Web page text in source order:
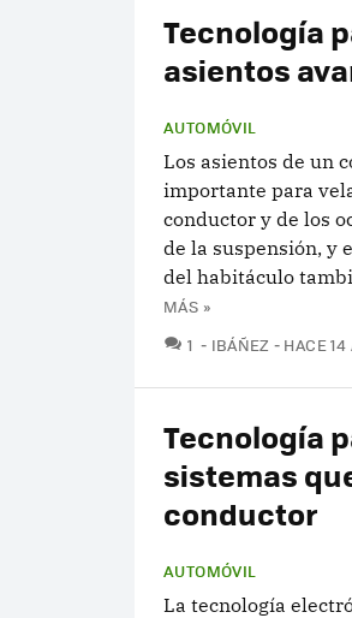
Tecnología
asientos
AUTOMÓVIL
Los asientos de un
importante para
conductor y de los
de la suspensión, y
del habitáculo
MÁS »
1 COMENTARIOS
IBÁÑEZ HACE 14
Tecnología
sistemas
conductor
AUTOMÓVIL
La tecnología